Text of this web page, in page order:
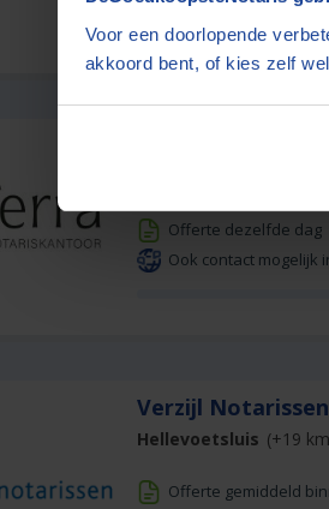
Voor een doorlopende
akkoord bent, of kies zelf
Offerte dezelfde dag
Ook contact mogelijk
Verzijl
Hellevoetsluis (+19
Offerte gemiddeld